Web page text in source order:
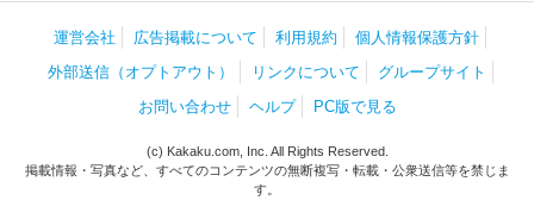
運営会社 広告掲載について 利用規約
個人情報保護方針
外部送信（オプトアウト）
リンクについて
グループサイト
お問い合わせ
ヘルプ PC版で見る
(c) Kakaku.com, Inc. All Rights Reserved.
掲載情報・写真など、すべてのコンテンツの無断複写・転載・公衆送信等を禁じま
す。